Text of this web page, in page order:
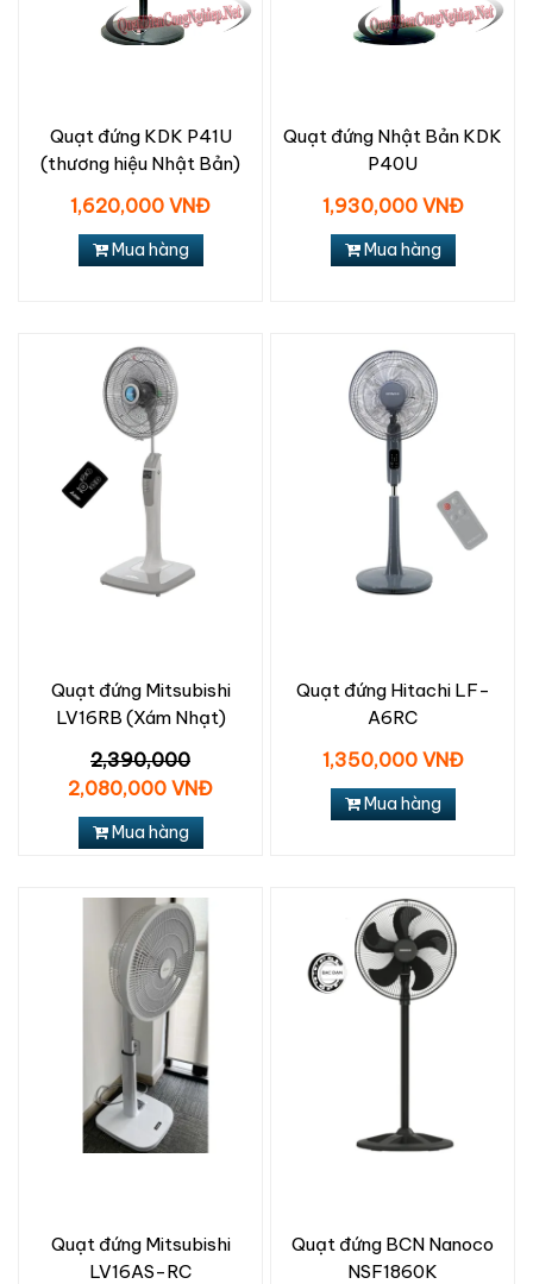
Quạt đứng KDK P41U
(thương hiệu Nhật Bản)
1,620,000 VNĐ
Mua hàng
Quạt đứng Nhật Bản KDK
P40U
1,930,000 VNĐ
Mua hàng
Quạt đứng Mitsubishi
LV16RB (Xám Nhạt)
2,390,000
2,080,000 VNĐ
Mua hàng
Quạt đứng Hitachi LF-
A6RC
1,350,000 VNĐ
Mua hàng
Quạt đứng Mitsubishi
LV16AS-RC
Quạt đứng BCN Nanoco
NSF1860K